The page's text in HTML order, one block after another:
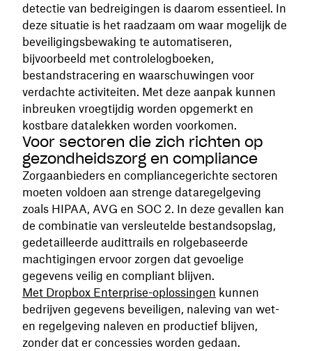
detectie van bedreigingen is daarom essentieel. In
deze situatie is het raadzaam om waar mogelijk de
beveiligingsbewaking te automatiseren,
bijvoorbeeld met controlelogboeken,
bestandstracering en waarschuwingen voor
verdachte activiteiten. Met deze aanpak kunnen
inbreuken vroegtijdig worden opgemerkt en
kostbare datalekken worden voorkomen.
Voor sectoren die zich richten op
gezondheidszorg en compliance
Zorgaanbieders en compliancegerichte sectoren
moeten voldoen aan strenge dataregelgeving
zoals HIPAA, AVG en SOC 2. In deze gevallen kan
de combinatie van versleutelde bestandsopslag,
gedetailleerde audittrails en rolgebaseerde
machtigingen ervoor zorgen dat gevoelige
gegevens veilig en compliant blijven.
Met Dropbox Enterprise-oplossingen kunnen
bedrijven gegevens beveiligen, naleving van wet-
en regelgeving naleven en productief blijven,
zonder dat er concessies worden gedaan.